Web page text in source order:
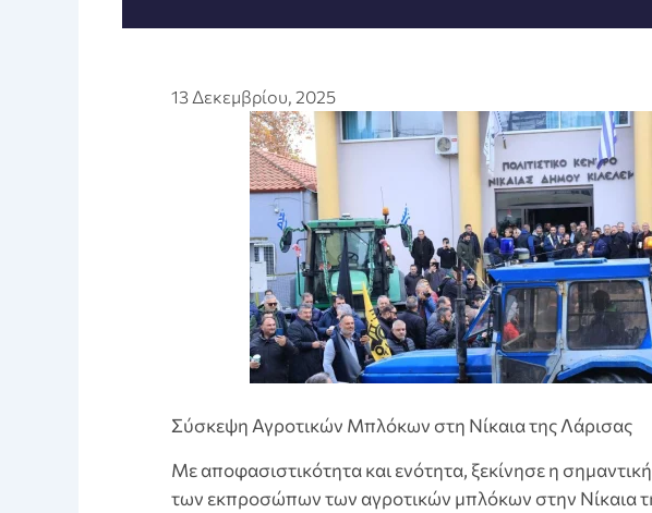
13 Δεκεμβρίου, 2025
Σύσκεψη Αγροτικών Μπλόκων στη Νίκαια της Λάρισας
Με αποφασιστικότητα και ενότητα, ξεκίνησε η
των εκπροσώπων των αγροτικών μπλόκων στην Νίκαια